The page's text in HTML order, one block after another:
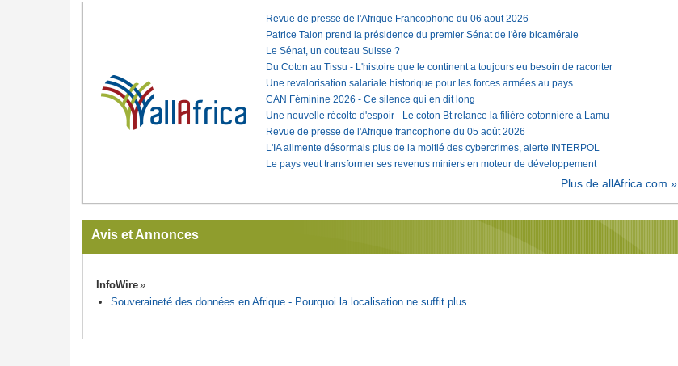
Revue de presse de l'Afrique Francophone du 06 aout 2026
Patrice Talon prend la présidence du premier Sénat de l'ère bicamérale
Le Sénat, un couteau Suisse ?
Du Coton au Tissu - L'histoire que le continent a toujours eu besoin de raconter
Une revalorisation salariale historique pour les forces armées au pays
CAN Féminine 2026 - Ce silence qui en dit long
Une nouvelle récolte d'espoir - Le coton Bt relance la filière cotonnière à Lamu
Revue de presse de l'Afrique francophone du 05 août 2026
L'IA alimente désormais plus de la moitié des cybercrimes, alerte INTERPOL
Le pays veut transformer ses revenus miniers en moteur de développement
Plus de allAfrica.com »
Avis et Annonces
InfoWire
Souveraineté des données en Afrique - Pourquoi la localisation ne suffit plus